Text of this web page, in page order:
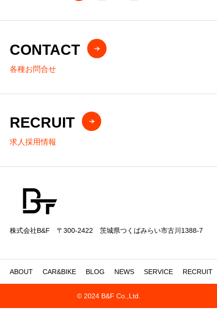
CONTACT
各種お問合せ
RECRUIT
求人採用情報
株式会社B&F 〒300-2422 茨城県つくばみらい市古川1388-7
ABOUT CAR&BIKE BLOG NEWS SERVICE RECRUIT
© 2024 B&F Co.,Ltd.